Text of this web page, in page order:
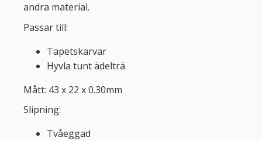
andra material.
Passar till:
Tapetskarvar
Hyvla tunt ädelträ
Mått: 43 x 22 x 0.30mm
Slipning:
Tvåeggad